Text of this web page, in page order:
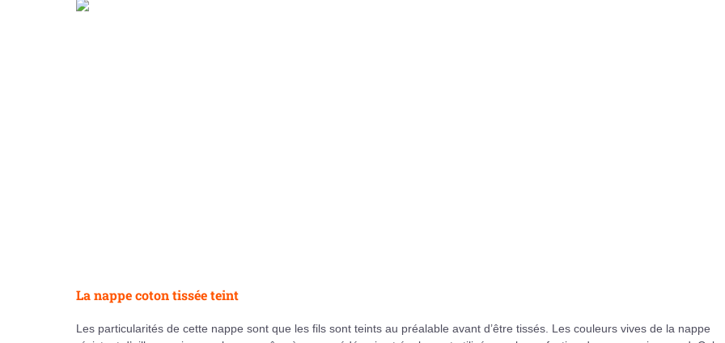
La nappe coton tissée teint
Les particularités de cette nappe sont que les fils sont teints au préalable avant d’être tissés. Les couleurs vives de la nappe